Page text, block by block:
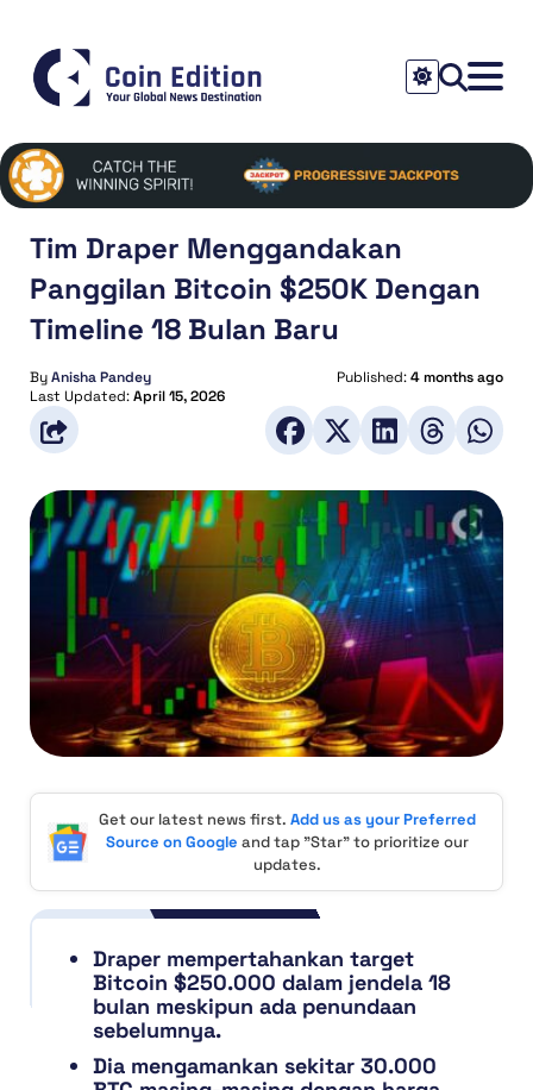
Tim Draper Menggandakan
Panggilan Bitcoin $250K Dengan
Timeline 18 Bulan Baru
ByAnisha Pandey Published:4 months ago
Last Updated:April 15, 2026
Get our latest news first. Add us as your Preferred
Source on Google and tap "Star" to prioritize our
updates.
Draper mempertahankan target
Bitcoin $250.000 dalam jendela 18
bulan meskipun ada penundaan
sebelumnya.
Dia mengamankan sekitar 30.000